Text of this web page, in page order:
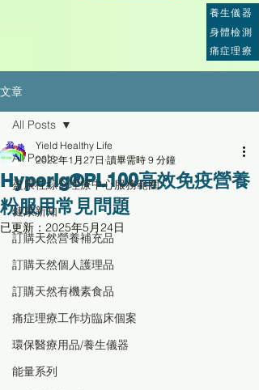
養生儀器
身體檢測
痛症理療
文章
All Posts
盈康社綜合理療中心服務範圍
健康新知
訂購天然營養補充品
訂購天然個人護理品
訂購天然有機素食品
痛症理療工作坊臨床個案
環保醫療用品/養生儀器
能量系列
All Posts
HyperIg®PL100高效免疫營養
粉服用常見問題
Yield Healthy Life
2022年1月27日 讀畢需時 9 分鐘
已更新： 2025年5月24日